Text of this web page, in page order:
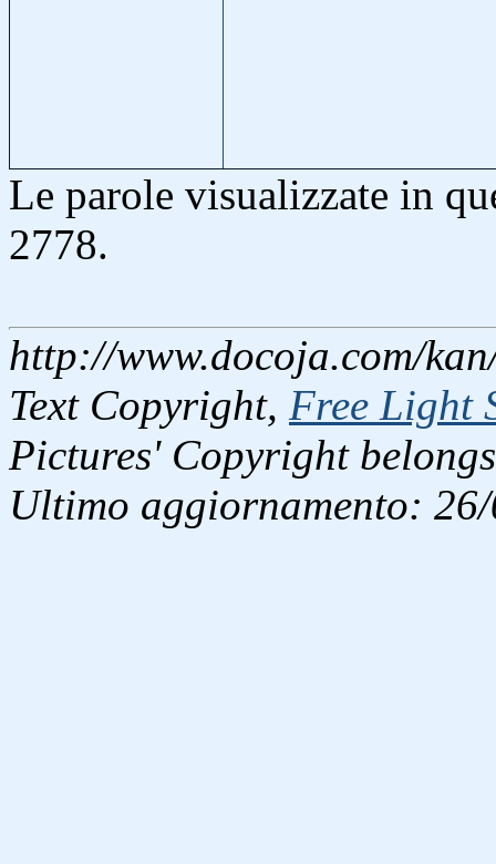
Le parole visualizzate in
2778.
http://www.docoja.com/
Text Copyright, Free Light
Pictures' Copyright
Ultimo aggiornamento: